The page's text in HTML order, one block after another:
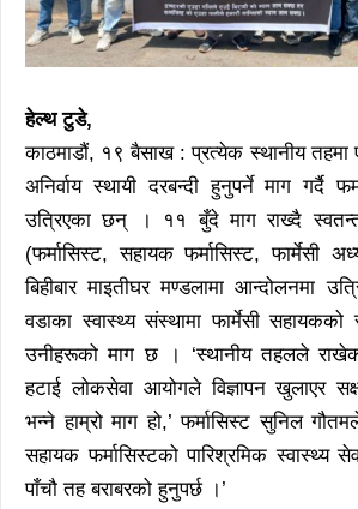
हेल्थ टुडे,
काठमाडौं, १९ बैसाख : प्रत्येक स्थानीय तहमा
अनिर्वाय स्थायी दरबन्दी हुनुपर्ने माग गर्दै
उत्रिएका छन् । ११ बुँदे माग राख्दै
(फर्मासिस्ट, सहायक फर्मासिस्ट, फार्मेसी
बिहीबार माइतीघर मण्डलामा आन्दोलनमा
वडाका स्वास्थ्य संस्थामा फार्मेसी सहायकको
उनीहरूको माग छ । ‘स्थानीय तहलले
हटाई लोकसेवा आयोगले विज्ञापन खुलाएर
भन्ने हाम्रो माग हो,’ फर्मासिस्ट सुनिल
सहायक फर्मासिस्टको पारिश्रमिक स्वास्थ्य
पाँचौ तह बराबरको हुनुपर्छ ।’